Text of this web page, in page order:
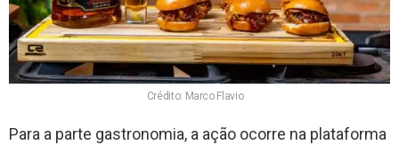
Crédito: Marco Flavio
Para a parte gastronomia, a ação ocorre na plataforma